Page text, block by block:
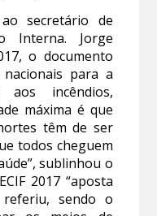
secretário de
Interna. Jorge
o documento
para a
aos incêndios,
máxima é que
têm de ser
todos cheguem
sublinhou o
2017 “aposta
sendo o